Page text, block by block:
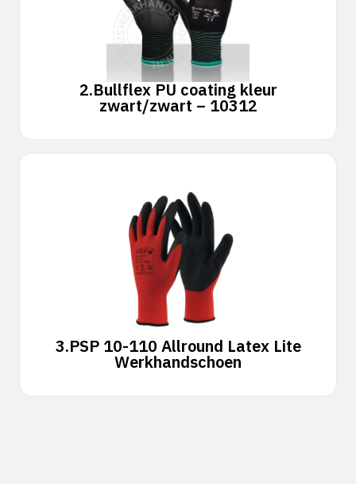
2.Bullflex PU coating kleur
zwart/zwart – 10312
3.PSP 10-110 Allround Latex Lite
Werkhandschoen